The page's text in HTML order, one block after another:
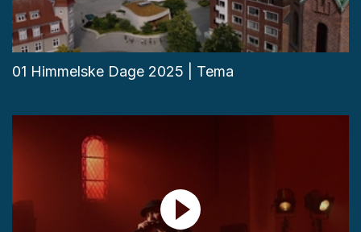
01 Himmelske Dage 2025 | Tema